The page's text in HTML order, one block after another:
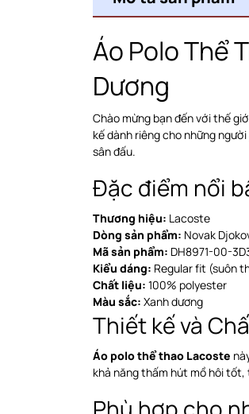
Áo Polo Thể
Dương
Chào mừng bạn đến với thế
kế dành riêng cho những
sân đấu.
Đặc điểm nổi
Thương hiệu: Lacoste
Dòng sản phẩm: Novak
Mã sản phẩm: DH8971-00-
Kiểu dáng: Regular fit (suôn
Chất liệu: 100% polyester
Màu sắc: Xanh dương
Thiết kế và
Áo polo thể thao Lacoste
khả năng thấm hút mồ hôi tốt,